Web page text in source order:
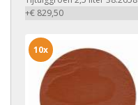
+€ 829,50
10x